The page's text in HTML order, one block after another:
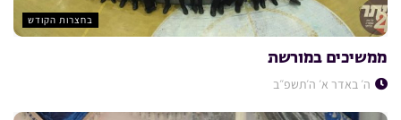
בחצרות הקודש
ממשיכים במורשת
ה׳ באדר א׳ ה׳תשפ״ב